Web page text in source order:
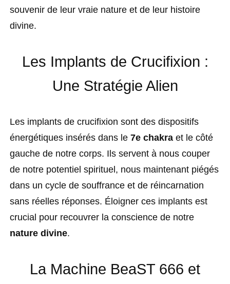
souvenir de leur vraie nature et de leur histoire
divine.
Les Implants de Crucifixion :
Une Stratégie Alien
Les implants de crucifixion sont des dispositifs
énergétiques insérés dans le 7e chakra et le côté
gauche de notre corps. Ils servent à nous couper
de notre potentiel spirituel, nous maintenant piégés
dans un cycle de souffrance et de réincarnation
sans réelles réponses. Éloigner ces implants est
crucial pour recouvrer la conscience de notre
nature divine.
La Machine BeaST 666 et